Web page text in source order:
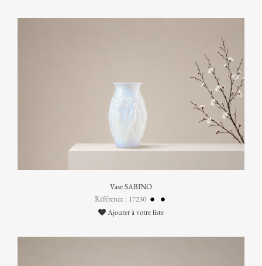
Vase SABINO
Référence : 17230
Ajouter à votre liste